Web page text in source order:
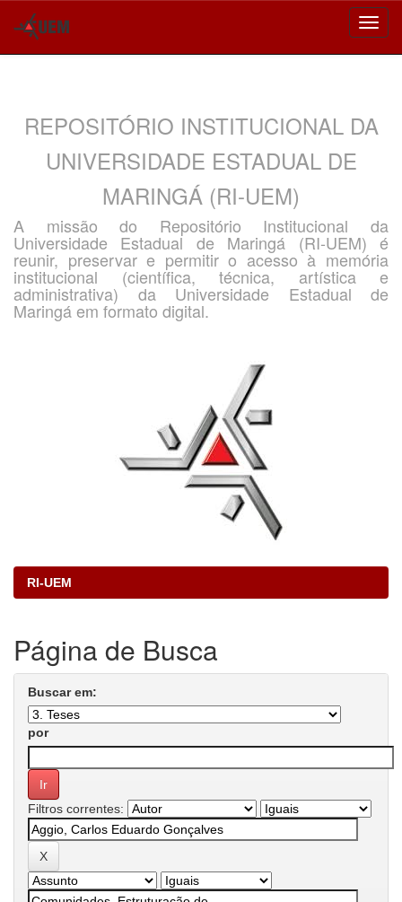
REPOSITÓRIO INSTITUCIONAL DA
UNIVERSIDADE ESTADUAL DE
MARINGÁ (RI-UEM)
A missão do Repositório Institucional da
Universidade Estadual de Maringá (RI-UEM) é
reunir, preservar e permitir o acesso à memória
institucional (científica, técnica, artística e
administrativa) da Universidade Estadual de
Maringá em formato digital.
RI-UEM
Página de Busca
Buscar em:
por
Filtros correntes: